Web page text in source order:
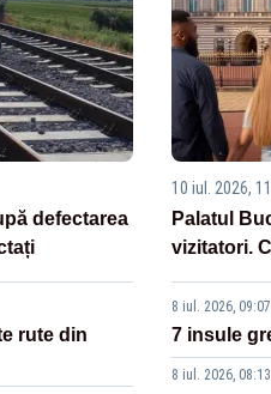
defectarea
rute din
10 iul. 2026,
Palatul
vizitatori.
8 iul. 2026, 09:07
7 insule
8 iul. 2026, 08:13